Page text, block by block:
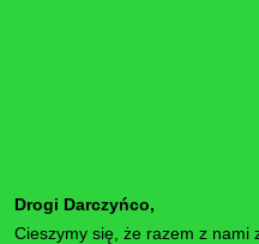
Drogi Darczyńco,
Cieszymy się, że razem z nami